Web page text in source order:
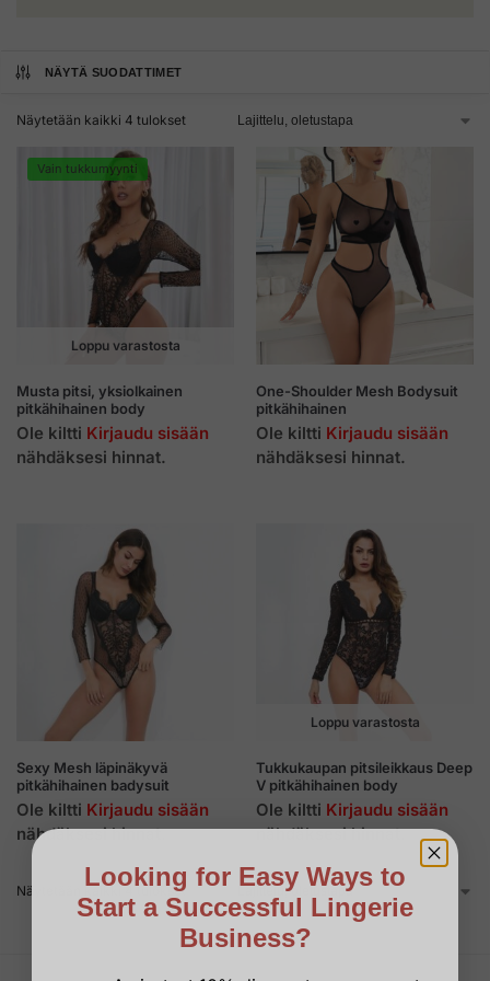
NÄYTÄ SUODATTIMET
Näytetään kaikki 4 tulokset
Vain tukkumyynti
Loppu varastosta
Musta pitsi, yksiolkainen
pitkähihainen body
Ole kiltti Kirjaudu sisään
nähdäksesi hinnat.
One-Shoulder Mesh Bodysuit
pitkähihainen
Ole kiltti Kirjaudu sisään
nähdäksesi hinnat.
Sexy Mesh läpinäkyvä
pitkähihainen badysuit
Ole kiltti Kirjaudu sisään
nähdäksesi hinnat.
Loppu varastosta
Tukkukaupan pitsileikkaus Deep
V pitkähihainen body
Ole kiltti Kirjaudu sisään
nähdäksesi hinnat.
Näytetään kaikki 4 tulokset
Looking for Easy Ways to
Start a Successful Lingerie
Business?